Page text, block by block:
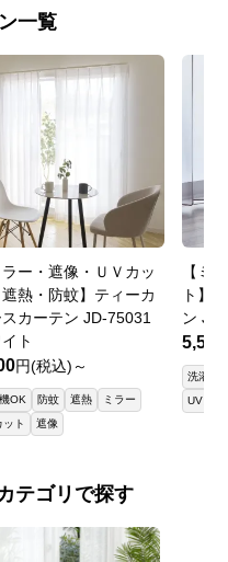
一覧
ラー・遮像・ＵＶカッ
遮熱・防蚊】ティーカ
スカーテン JD-75031
ト
円(税込)～
OK 防蚊 遮熱
ミラー
ット
遮像
【ミ
ト】
ン
5,500
洗濯機
UVカッ
テゴリで探す